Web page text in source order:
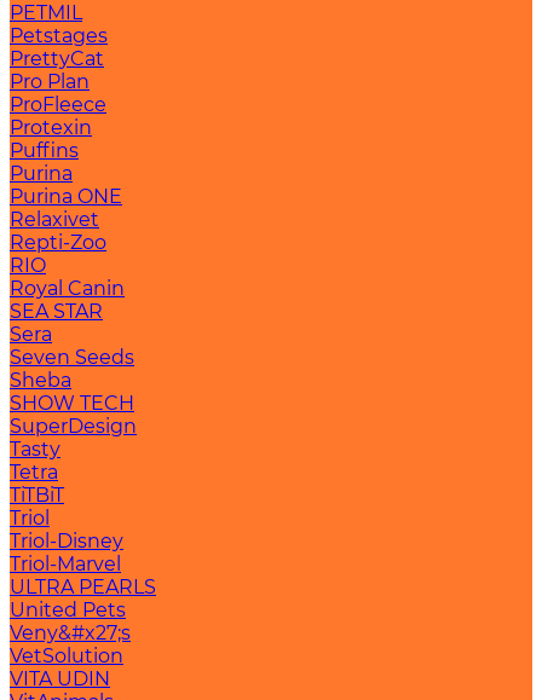
PETMIL
Petstages
PrettyCat
Pro Plan
ProFleece
Protexin
Puffins
Purina
Purina ONE
Relaxivet
Repti-Zoo
RIO
Royal Canin
SEA STAR
Sera
Seven Seeds
Sheba
SHOW TECH
SuperDesign
Tasty
Tetra
TiTBiT
Triol
Triol-Disney
Triol-Marvel
ULTRA PEARLS
United Pets
Veny&#x27;s
VetSolution
VITA UDIN